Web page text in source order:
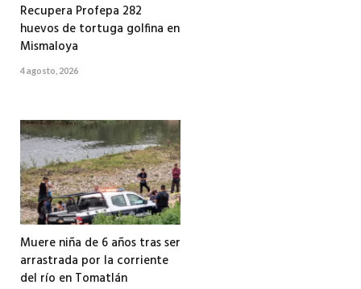
Recupera Profepa 282
huevos de tortuga golfina en
Mismaloya
4 agosto, 2026
Muere niña de 6 años tras ser
arrastrada por la corriente
del río en Tomatlán